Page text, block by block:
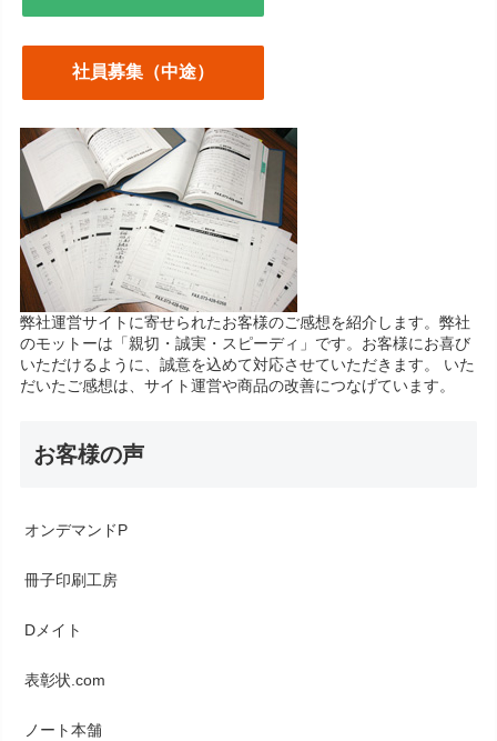
社員募集（中途）
弊社運営サイトに寄せられたお客様のご感想を紹介します。弊社
のモットーは「親切・誠実・スピーディ」です。お客様にお喜び
いただけるように、誠意を込めて対応させていただきます。 いた
だいたご感想は、サイト運営や商品の改善につなげています。
お客様の声
オンデマンドP
冊子印刷工房
Dメイト
表彰状.com
ノート本舗